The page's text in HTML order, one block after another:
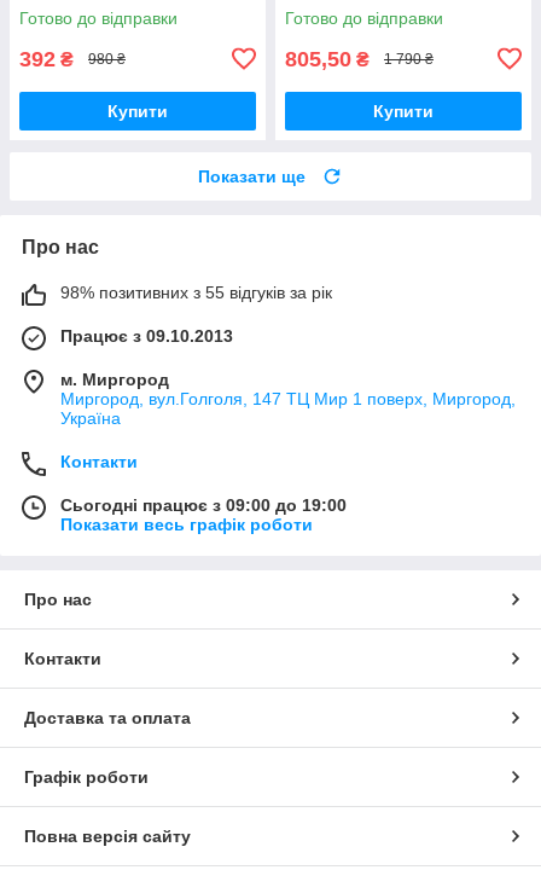
Готово до відправки
392 ₴ 980 ₴
Купити
Готово до відправки
805,50 ₴ 1 790 ₴
Купити
Показати ще
Про нас
98% позитивних з 55 відгуків за рік
Працює з 09.10.2013
м. Миргород
Миргород, вул.Голголя, 147 ТЦ Мир 1 поверх, Миргород,
Україна
Контакти
Сьогодні працює з 09:00 до 19:00
Показати весь графік роботи
Про нас
Контакти
Доставка та оплата
Графік роботи
Повна версія сайту